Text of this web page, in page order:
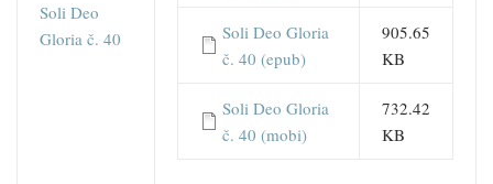
Soli Deo
Gloria č. 40
Soli Deo Gloria
č. 40 (epub)
905.65
KB
Soli Deo Gloria
č. 40 (mobi)
732.42
KB